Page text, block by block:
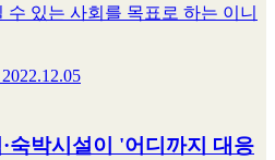
있는 사회를 목표로 하는 이니
2022.12.05
숙박시설이 '어디까지 대응